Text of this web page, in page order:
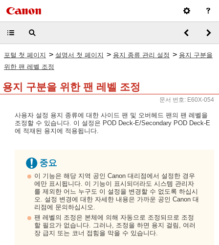
포털 첫 페이지 > 설명서 첫 페이지 > 용지 종류 관리 설정 > 용지 구분을
위한 팬 레벨 조정
용지 구분을 위한 팬 레벨 조정
문서 번호: E60X-054
사용자 설정 용지 종류에 대한 사이드 팬 및 오버헤드 팬의 팬 레벨을
조정할 수 있습니다. 이 설정은 POD Deck-E/Secondary POD Deck-E
에 적재된 용지에 적용됩니다.
이 기능은 해당 지역 공인 Canon 대리점에서 설정한 경우
에만 표시됩니다. 이 기능이 표시되더라도 시스템 관리자
를 제외한 어느 누구도 이 설정을 변경할 수 없도록 하십시
오. 설정 변경에 대한 자세한 내용은 가까운 공인 Canon 대
리점에 문의하십시오.
팬 레벨의 조정은 본체에 의해 자동으로 조정되므로 조정
할 필요가 없습니다. 그러나, 조정을 하면 용지 걸림, 여러
장 급지 또는 코너 접힘을 막을 수 있습니다.